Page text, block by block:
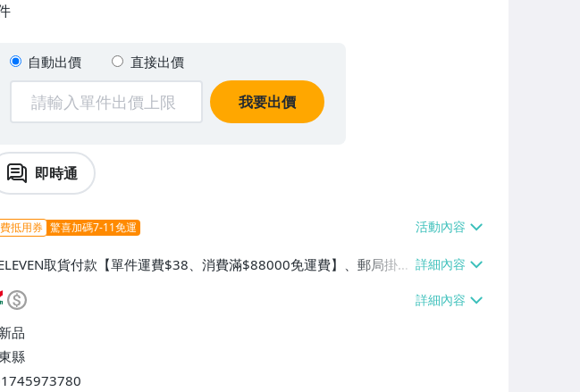
自動出價 直接出價
我要出價
即時通
抵用券 驚喜加碼7-11免運
取貨付款【單件運費$38、消費滿$88000免運費】、郵局掛號
件運費$50、消費滿$80000免運費】
品
縣